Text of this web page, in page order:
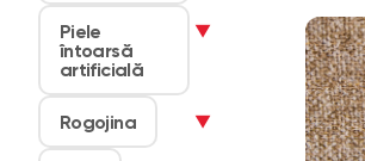
Piele
întoarsă
artificială
▼
Rogojina ▼